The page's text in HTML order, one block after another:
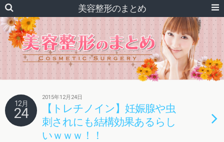
美容整形のまとめ
12月
24
2015年12月24日
【トレチノイン】妊娠腺や虫
刺されにも結構効果あるらし
いｗｗｗ！！